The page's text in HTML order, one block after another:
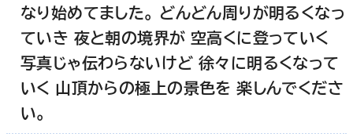
なり始めてました。 どんどん周りが明るくなっ
ていき 夜と朝の境界が 空高くに登っていく
写真じゃ伝わらないけど 徐々に明るくなって
いく 山頂からの極上の景色を 楽しんでくださ
い。